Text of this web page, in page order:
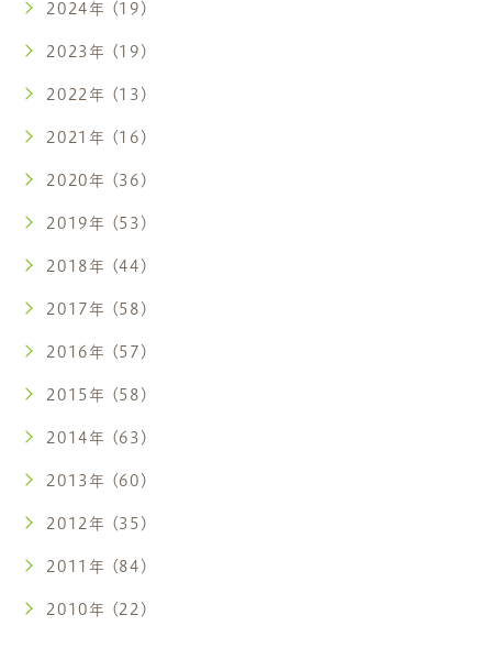
2024年 (19)
2023年 (19)
2022年 (13)
2021年 (16)
2020年 (36)
2019年 (53)
2018年 (44)
2017年 (58)
2016年 (57)
2015年 (58)
2014年 (63)
2013年 (60)
2012年 (35)
2011年 (84)
2010年 (22)